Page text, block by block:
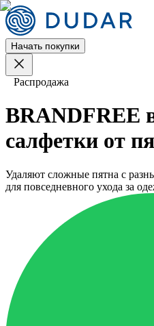
Начать покупки
Распродажа
BRANDFREE
салфетки от
Удаляют сложные пятна с
для повседневного ухода за